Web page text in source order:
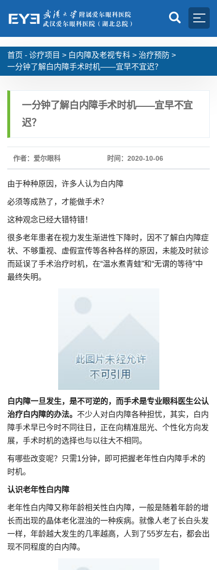
首页 - 诊疗项目 > 白内障及老视专科 > 治疗预防 >
一分钟了解白内障手术时机——宜早不宜迟？
一分钟了解白内障手术时机——宜早不宜
迟？
作者：爱尔眼科 时间：2020-10-06
由于种种原因，许多人认为白内障
必须等成熟了，才能做手术？
这种观念已经大错特错！
很多老年患者在视力发生渐进性下降时，因不了解白内障症
状、不够重视、虚假宣传等各种各样的原因，未能及时就诊
而延误了手术治疗时机，在“温水煮青蛙”和“无谓的等待”中
最终失明。
白内障一旦发生，是不可逆的，而手术是专业眼科医生公认
治疗白内障的办法。 不少人对白内障各种担忧，其实，白内
障手术早已今时不同往日，正在向精准屈光、个性化方向发
展，手术时机的选择也与以往大不相同。
有哪些改变呢？只需1分钟，即可把握老年性白内障手术的
时机。
认识老年性白内障
老年性白内障又称年龄相关性白内障，一般是随着年龄的增
长而出现的晶体老化混浊的一种疾病。就像人老了长白头发
一样，年龄越大发生的几率越高，人到了55岁左右，都会出
现不同程度的白内障。